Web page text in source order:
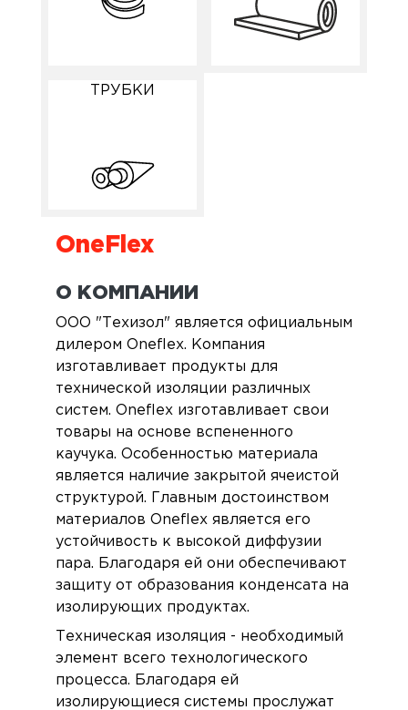
ТРУБКИ
OneFlex
О КОМПАНИИ
ООО "Техизол" является официальным
дилером Oneflex. Компания
изготавливает продукты для
технической изоляции различных
систем. Oneflex изготавливает свои
товары на основе вспененного
каучука. Особенностью материала
является наличие закрытой ячеистой
структурой. Главным достоинством
материалов Oneflex является его
устойчивость к высокой диффузии
пара. Благодаря ей они обеспечивают
защиту от образования конденсата на
изолирующих продуктах.
Техническая изоляция - необходимый
элемент всего технологического
процесса. Благодаря ей
изолирующиеся системы прослужат